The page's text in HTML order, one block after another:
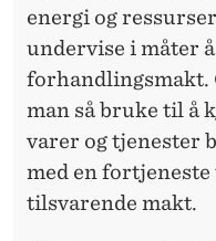
energi og
undervise i måter
forhandlingsmakt.
man så bruke til å
varer og tjenester
med en
tilsvarende makt.